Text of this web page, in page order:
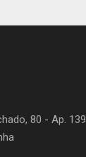
80 - Ap. 139